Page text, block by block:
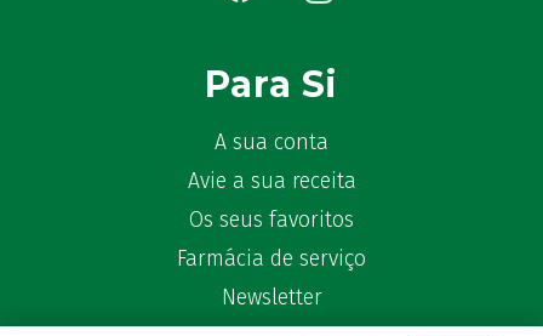
Para Si
A sua conta
Avie a sua receita
Os seus favoritos
Farmácia de serviço
Newsletter